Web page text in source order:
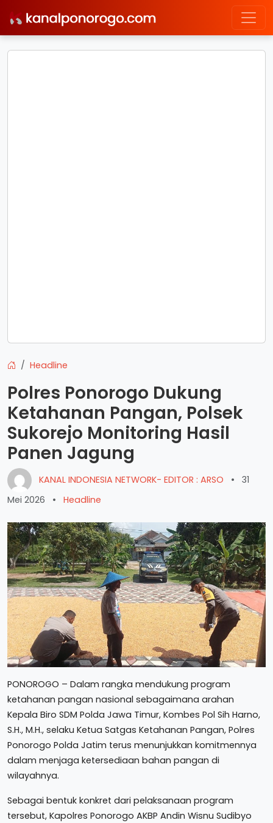
Headline
Polres Ponorogo Dukung
Ketahanan Pangan, Polsek
Sukorejo Monitoring Hasil
Panen Jagung
KANAL INDONESIA NETWORK- EDITOR : ARSO •
31
Mei 2026
• Headline
PONOROGO – Dalam rangka mendukung program
ketahanan pangan nasional sebagaimana arahan
Kepala Biro SDM Polda Jawa Timur, Kombes Pol Sih Harno,
S.H., M.H., selaku Ketua Satgas Ketahanan Pangan, Polres
Ponorogo Polda Jatim terus menunjukkan komitmennya
dalam menjaga ketersediaan bahan pangan di
wilayahnya.
Sebagai bentuk konkret dari pelaksanaan program
tersebut, Kapolres Ponorogo AKBP Andin Wisnu Sudibyo